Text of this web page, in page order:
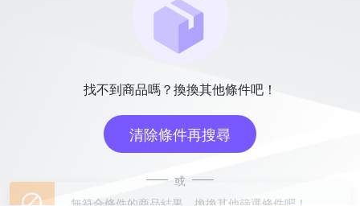
找不到商品嗎？換換其他條件吧！
清除條件再搜尋
或